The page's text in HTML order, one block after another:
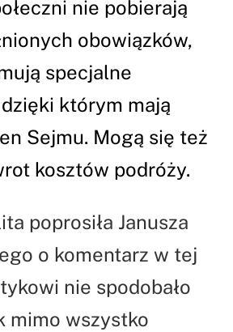
nie pobierają
obowiązków,
specjalne
którym mają
Sejmu. Mogą się też
kosztów podróży.
poprosiła Janusza
o komentarz w tej
nie spodobało
mimo wszystko